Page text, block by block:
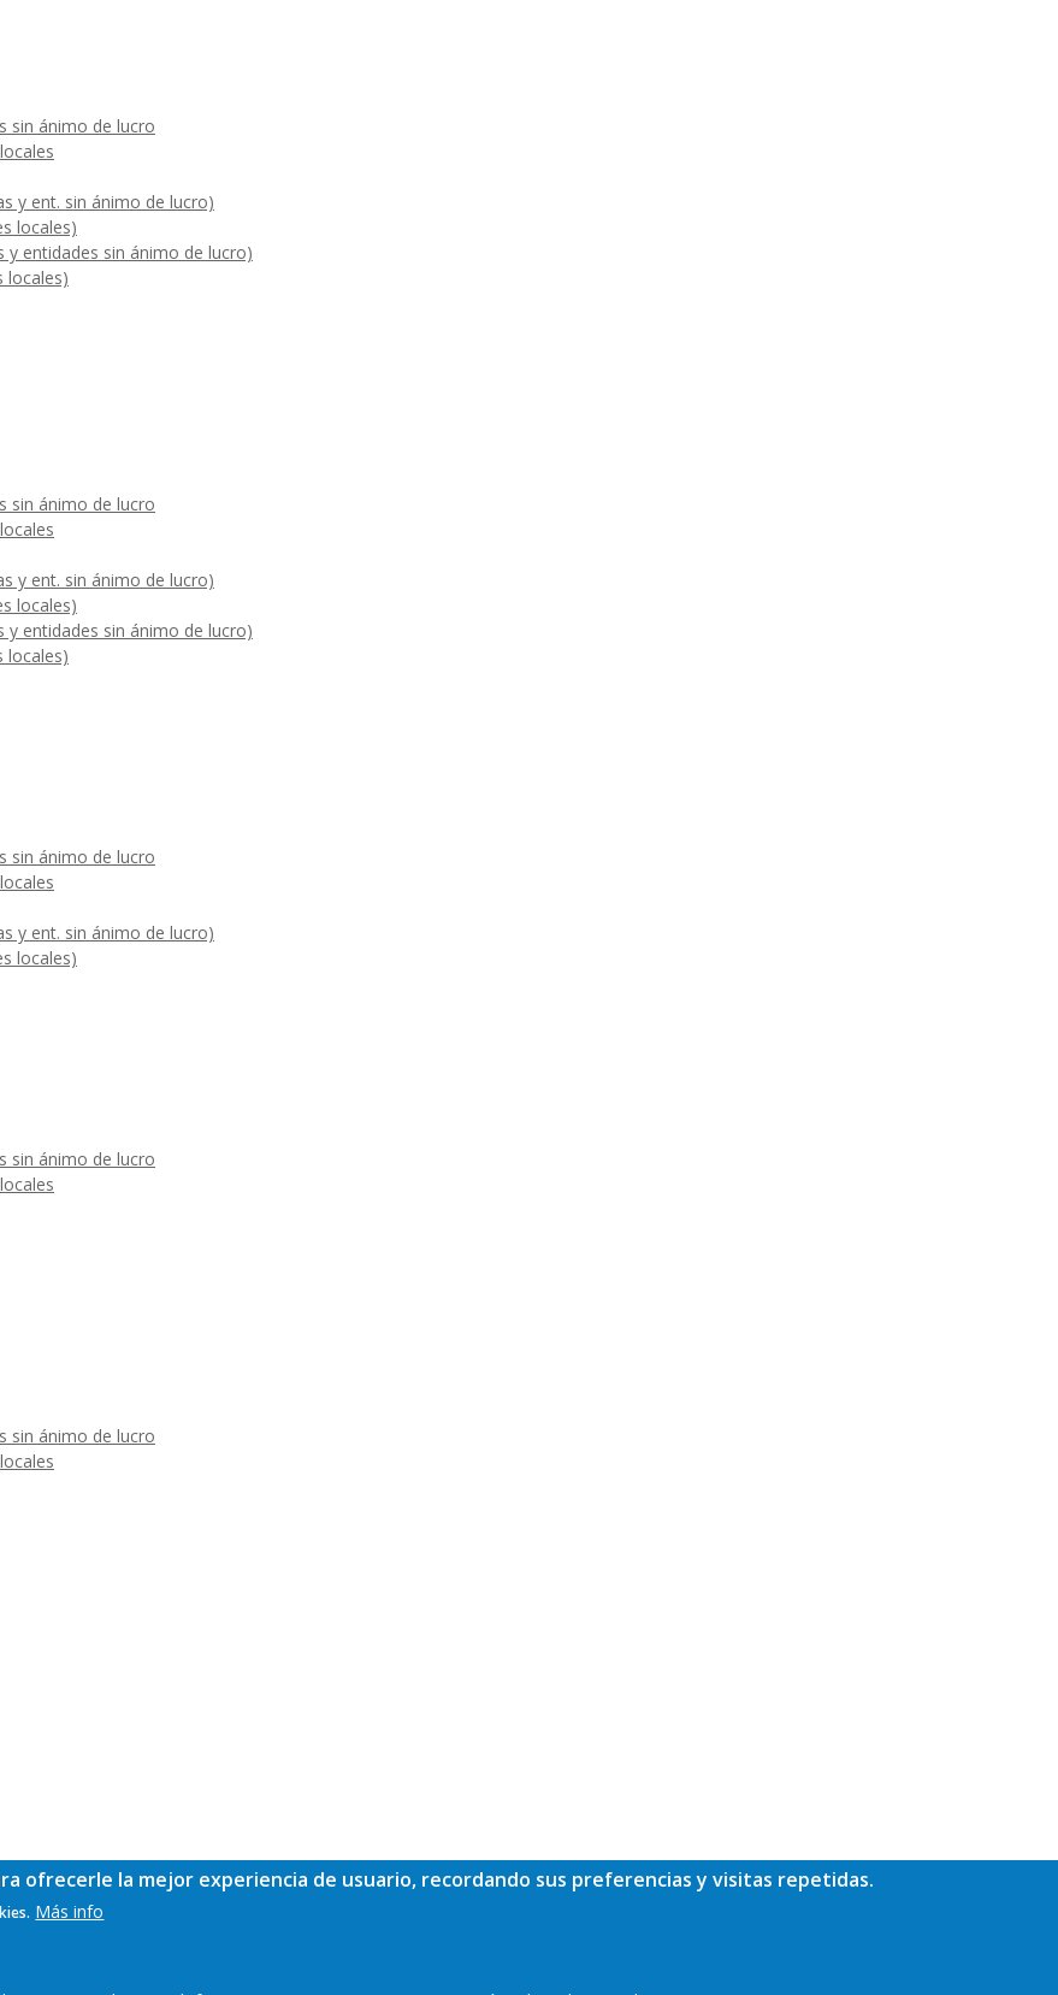
sin ánimo de lucro
y ent. sin ánimo de lucro)
locales)
entidades sin ánimo de lucro)
locales)
sin ánimo de lucro
y ent. sin ánimo de lucro)
locales)
entidades sin ánimo de lucro)
locales)
sin ánimo de lucro
y ent. sin ánimo de lucro)
locales)
sin ánimo de lucro
sin ánimo de lucro
ofrecerle la mejor experiencia de usuario, recordando sus preferencias y visitas repetidas.
Más info